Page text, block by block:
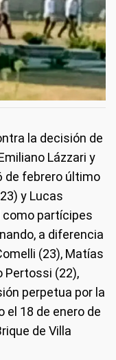
la decisión de
Lázzari y
de febrero último
y Lucas
como partícipes
a diferencia
(23), Matías
Pertossi (22),
perpetua por la
18 de enero de
de Villa